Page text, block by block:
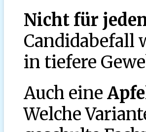
Nicht für
Candidabefall
in tiefere
Auch eine
Welche